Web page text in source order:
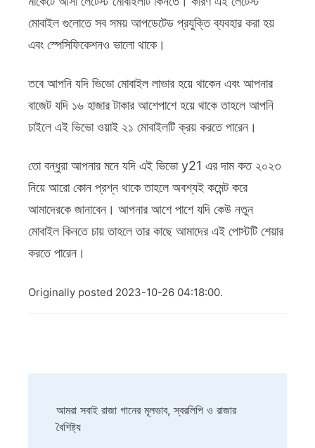
মোবাইল গুলোতে সব সময় আপডেটেড প্রযুক্তি ব্যবহার করা হয়
এবং স্পেসিফিকেশনও ভালো থাকে।
তবে আপনি যদি ভিভো মোবাইল লাভার হয়ে থাকেন এবং আপনার
বাজেট যদি ১৬ হাজার টাকার আশেপাশে হয়ে থাকে তাহলে আপনি
চাইলে এই ভিভো ওয়াই ২১ মোবাইলটি ক্রয় করতে পারেন।
তো বন্ধুরা আপনার মনে যদি এই ভিভো y21 এর দাম কত ২০২৩
নিয়ে আরো কোন প্রশ্ন থাকে তাহলে অবশ্যই কমেন্ট করে
আমাদেরকে জানাবেন। আপনার আশে পাশে যদি কেউ নতুন
মোবাইল কিনতে চায় তাহলে তার কাছে আমাদের এই পোস্টটি শেয়ার
করতে পারেন।
Originally posted 2023-10-26 04:18:00.
Navigation
আমরা সবাই রাজা গানের মূলভাব, স্বরলিপি ও রাজার
বৈশিষ্ট্য